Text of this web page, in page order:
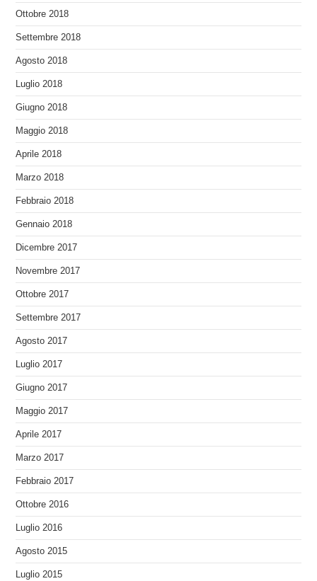
Ottobre 2018
Settembre 2018
Agosto 2018
Luglio 2018
Giugno 2018
Maggio 2018
Aprile 2018
Marzo 2018
Febbraio 2018
Gennaio 2018
Dicembre 2017
Novembre 2017
Ottobre 2017
Settembre 2017
Agosto 2017
Luglio 2017
Giugno 2017
Maggio 2017
Aprile 2017
Marzo 2017
Febbraio 2017
Ottobre 2016
Luglio 2016
Agosto 2015
Luglio 2015